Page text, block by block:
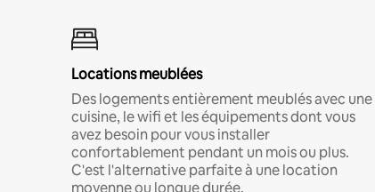
Locations meublées
Des logements entièrement meublés avec une
cuisine, le wifi et les équipements dont vous
avez besoin pour vous installer
confortablement pendant un mois ou plus.
C'est l'alternative parfaite à une location
moyenne ou longue durée.